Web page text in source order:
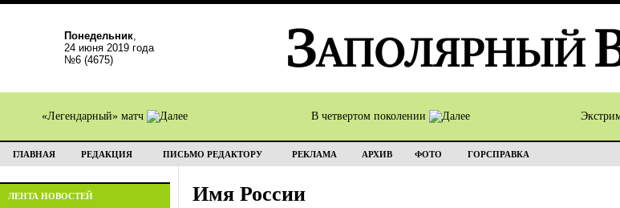
Понедельник,
24 июня 2019 года
№6 (4675)
«Легендарный» матч В четвертом поколении
ГЛАВНАЯ РЕДАКЦИЯ ПИСЬМО РЕДАКТОРУ РЕКЛАМА АРХИВ ФОТО ГОРСПРАВКА
ЛЕНТА НОВОСТЕЙ Имя России